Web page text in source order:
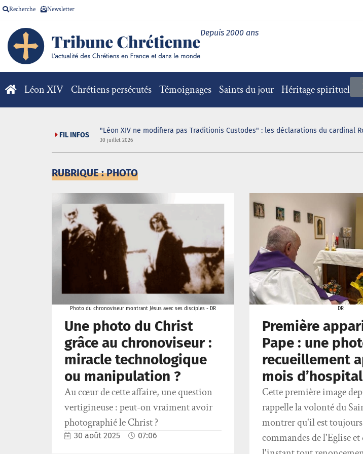
Recherche Newsletter
Depuis 2000 ans
Léon XIV Chrétiens persécutés Témoignages Saints du jour Héritage spirituel
FIL INFOS "Léon XIV ne modifiera pas Traditionis Custodes" : les déclarations du
30 juillet 2026
RUBRIQUE : PHOTO
Photo du chronoviseur montrant Jésus avec ses disciples - DR
Une photo du Christ
grâce au chronoviseur :
miracle technologique
ou manipulation ?
Au cœur de cette affaire, une question
vertigineuse : peut-on vraiment avoir
photographié le Christ ?
30 août 2025 07:06
DR
Première
Pape : une
recueillement
mois
Cette première image
rappelle la volonté du
montrer qu'il est
commandes de l'Eglise